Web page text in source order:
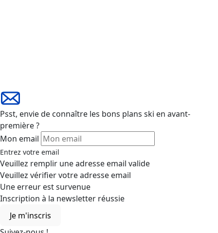
Psst, envie de connaître les bons plans ski en avant-
première ?
Mon email
Entrez votre email
Veuillez remplir une adresse email valide
Veuillez vérifier votre adresse email
Une erreur est survenue
Inscription à la newsletter réussie
Je m'inscris